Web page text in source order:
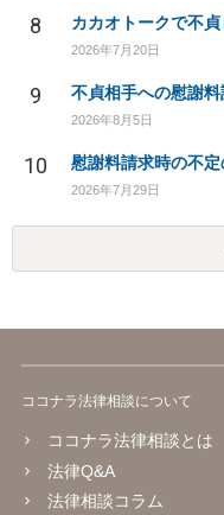
8 カカオトークで不
2026年7月20日
9 不貞相手への慰謝
2026年8月5日
10
2026年7月29日
ココナラ法律相談について
ココナラ法律相談とは
法律Q&A
法律相談コラム